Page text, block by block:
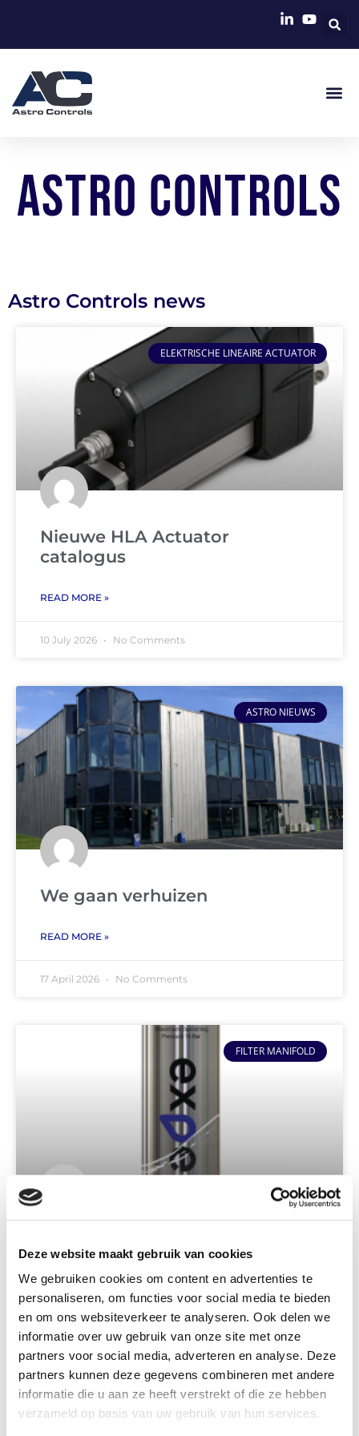
Deze website maakt gebruik van cookies
We gebruiken cookies om content en advertenties te
personaliseren, om functies voor social media te bieden
en om ons websiteverkeer te analyseren. Ook delen we
informatie over uw gebruik van onze site met onze
partners voor social media, adverteren en analyse. Deze
partners kunnen deze gegevens combineren met andere
informatie die u aan ze heeft verstrekt of die ze hebben
verzameld op basis van uw gebruik van hun services.
Astro Controls
Astro Controls news
ELEKTRISCHE LINEAIRE ACTUATOR
Nieuwe HLA Actuator
catalogus
READ MORE »
10 July 2026 No Comments
ASTRO NIEUWS
We gaan verhuizen
READ MORE »
17 April 2026 No Comments
FILTER MANIFOLD
READ MORE »
31 August 2023 No Comments
« Previous 1 2 3 4 5 Next »
Wide delivery program